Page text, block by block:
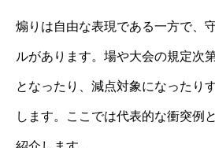
煽りは自由な表現である一方で、
ルがあります。場や大会の規定次
となったり、減点対象になったり
します。ここでは代表的な衝突例